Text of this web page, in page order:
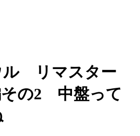
ル リマスター
の2 中盤って